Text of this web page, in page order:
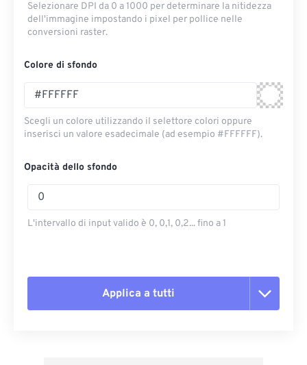
Selezionare DPI da 0 a 1000 per determinare la nitidezza
dell'immagine impostando i pixel per pollice nelle
conversioni raster.
Colore di sfondo
Scegli un colore utilizzando il selettore colori oppure
inserisci un valore esadecimale (ad esempio #FFFFFF).
Opacità dello sfondo
L'intervallo di input valido è 0, 0,1, 0,2... fino a 1
Applica a tutti